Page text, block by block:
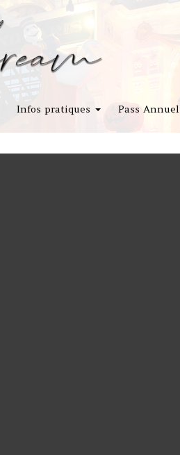
Infos pratiques Pass Annuel